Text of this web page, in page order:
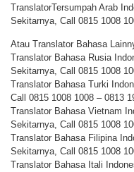
TranslatorTersumpah Arab
Sekitarnya, Call 0815 1008
Atau Translator Bahasa
Translator Bahasa Rusia
Sekitarnya, Call 0815 1008
Translator Bahasa Turki
Call 0815 1008 1008 – 0813
Translator Bahasa Vietnam
Sekitarnya, Call 0815 1008
Translator Bahasa Filipina
Sekitarnya, Call 0815 1008
Translator Bahasa Itali